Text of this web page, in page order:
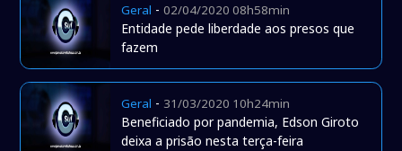
Geral -02/04/2020 08h58min
Entidade pede liberdade aos presos que
fazem
Geral - 31/03/2020 10h24min
Beneficiado por pandemia, Edson Giroto
deixa a prisão nesta terça-feira